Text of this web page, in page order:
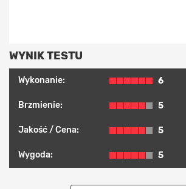
WYNIK TESTU
Wykonanie: 6
Brzmienie: 5
Jakość / Cena: 5
Wygoda: 5